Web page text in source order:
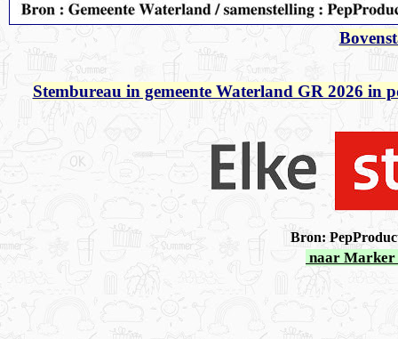
Stembureau in gemeente Waterland GR 2026 in
Bron:
naar Marker